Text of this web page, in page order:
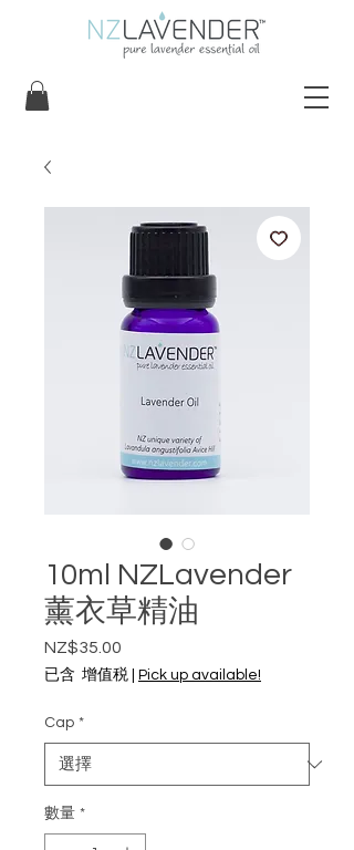
10ml NZLavender
薰衣草精油
NZ$35.00
格
已含 增值税 Pick up available!
Cap *
數量 *